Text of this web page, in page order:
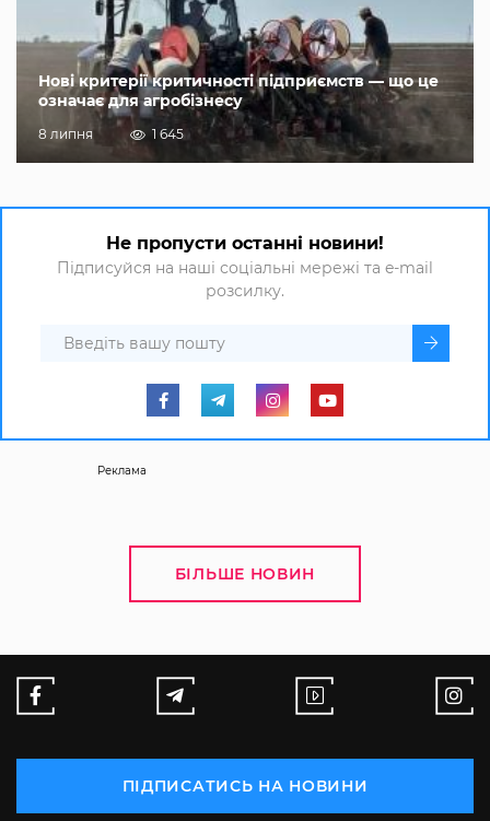
Нові критерії критичності підприємств — що це
означає для агробізнесу
8 липня 1 645
Не пропусти останні новини!
Підписуйся на наші соціальні мережі та e-mail
розсилку.
Реклама
БІЛЬШЕ НОВИН
ПІДПИСАТИСЬ НА НОВИНИ